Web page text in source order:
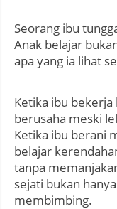
Seorang ibu
Anak belajar
apa yang ia lihat
Ketika ibu
berusaha meski
Ketika ibu berani
belajar
tanpa
sejati bukan
membimbing.